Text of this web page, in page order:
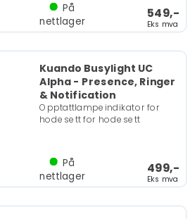
549,-
Eks mva
På
nettlager
Kuando Busylight UC
Alpha - Presence, Ringer
& Notification
Opptattlampeindikator for
hodesett for hodesett
499,-
Eks mva
På
nettlager